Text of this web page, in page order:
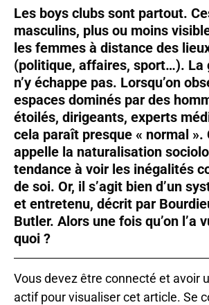
Les boys clubs sont partout.
masculins, plus ou moins
les femmes à distance des
(politique, affaires, sport…). La
n’y échappe pas. Lorsqu’on
espaces dominés par des
étoilés, dirigeants, experts
cela paraît presque « normal ».
appelle la naturalisation
tendance à voir les inégalités
de soi. Or, il s’agit bien d’un
et entretenu, décrit par
Butler. Alors une fois qu’on l’a
quoi ?
Vous devez être connecté et avoir
actif pour visualiser cet article. Se